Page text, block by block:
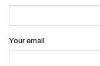
Your email